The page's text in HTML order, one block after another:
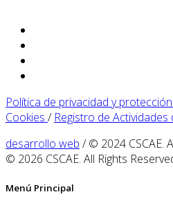
Política de privacidad y
Cookies / Registro de
desarrollo web / © 2024 CSCAE.
© 2026 CSCAE. All Rights
Menú Principal